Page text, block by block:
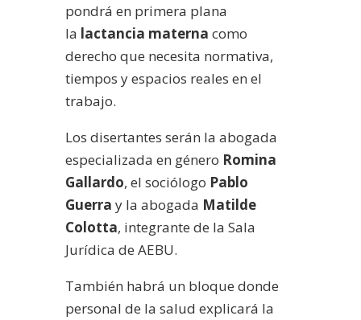
pondrá en primera plana
la lactancia materna como
derecho que necesita normativa,
tiempos y espacios reales en el
trabajo.
Los disertantes serán la abogada
especializada en género Romina
Gallardo, el sociólogo Pablo
Guerra y la abogada Matilde
Colotta, integrante de la Sala
Jurídica de AEBU.
También habrá un bloque donde
personal de la salud explicará la